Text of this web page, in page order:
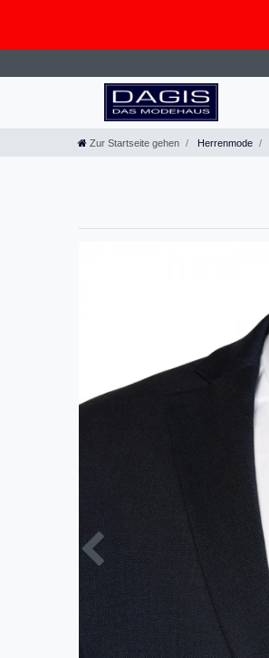
Zur Startseite gehen Herrenmode